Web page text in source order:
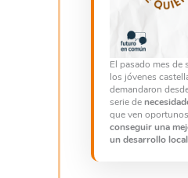
El pasado mes de
los jóvenes
demandaron
serie de
que ven
conseguir una
un desarrollo local